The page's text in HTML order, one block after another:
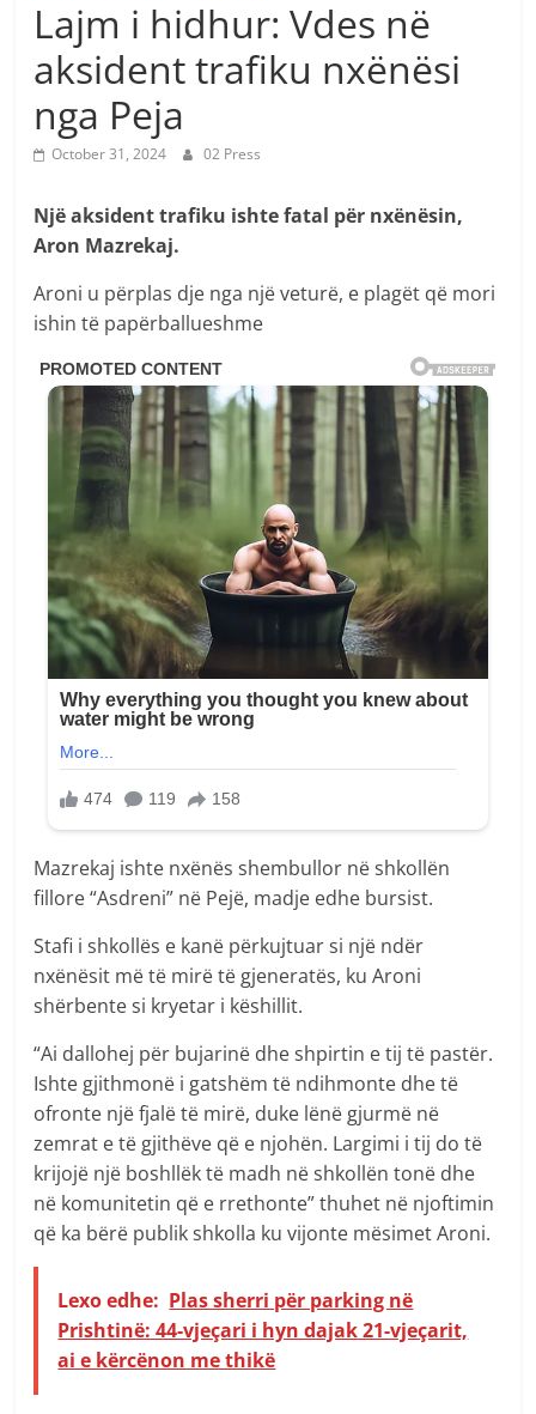
Lajm i hidhur: Vdes në
aksident trafiku nxënësi
nga Peja
October 31, 2024 02 Press
Një aksident trafiku ishte fatal për nxënësin,
Aron Mazrekaj.
Aroni u përplas dje nga një veturë, e plagët që mori
ishin të papërballueshme
Mazrekaj ishte nxënës shembullor në shkollën
fillore “Asdreni” në Pejë, madje edhe bursist.
Stafi i shkollës e kanë përkujtuar si një ndër
nxënësit më të mirë të gjeneratës, ku Aroni
shërbente si kryetar i këshillit.
“Ai dallohej për bujarinë dhe shpirtin e tij të pastër.
Ishte gjithmonë i gatshëm të ndihmonte dhe të
ofronte një fjalë të mirë, duke lënë gjurmë në
zemrat e të gjithëve që e njohën. Largimi i tij do të
krijojë një boshllëk të madh në shkollën tonë dhe
në komunitetin që e rrethonte” thuhet në njoftimin
që ka bërë publik shkolla ku vijonte mësimet Aroni.
Lexo edhe: Plas sherri për parking në
Prishtinë: 44-vjeçari i hyn dajak 21-vjeçarit,
ai e kërcënon me thikë